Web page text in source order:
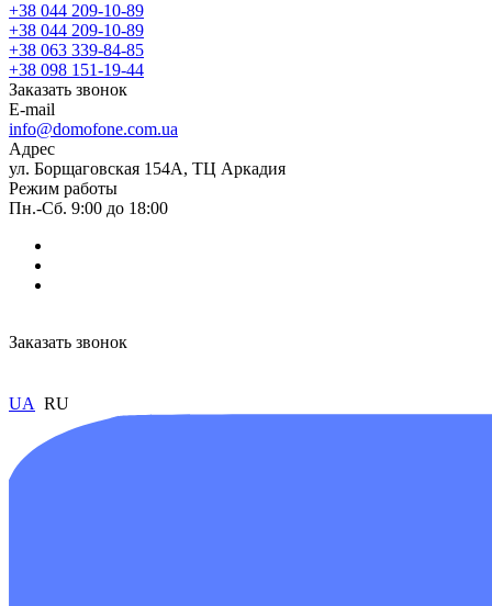
+38 044 209-10-89
+38 044 209-10-89
+38 063 339-84-85
+38 098 151-19-44
Заказать звонок
E-mail
info@domofone.com.ua
Адрес
ул. Борщаговская 154А, ТЦ Аркадия
Режим работы
Пн.-Сб. 9:00 до 18:00
Заказать звонок
UA RU